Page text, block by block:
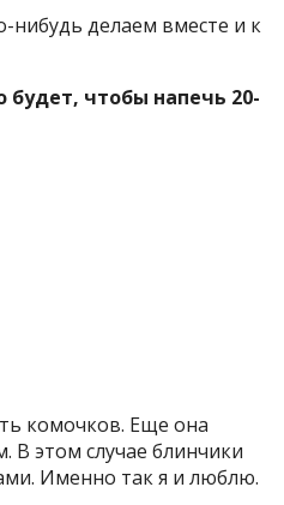
нибудь делаем вместе и к
чтобы напечь 20-
комочков. Еще она
В этом случае блинчики
Именно так я и люблю.